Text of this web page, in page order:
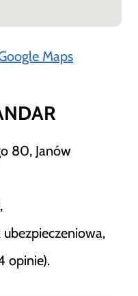
Maps
80, Janów
ubezpieczeniowa,
opinie).